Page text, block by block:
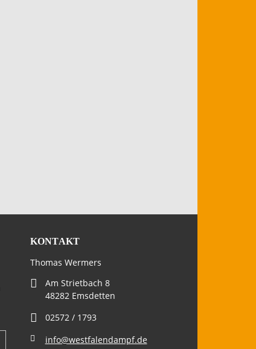
KONTAKT
Thomas Wermers
Am Strietbach 8
48282 Emsdetten
02572 / 1793
info@westfalendampf.de